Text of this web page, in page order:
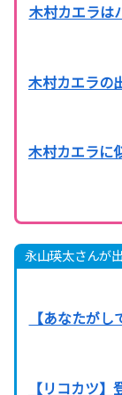
木村カエラは
木村カエラの
木村カエラに
永山瑛太さんが
【あなたが
【リコカツ